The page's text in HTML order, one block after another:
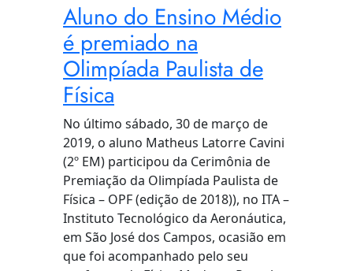
Aluno do Ensino Médio
é premiado na
Olimpíada Paulista de
Física
No último sábado, 30 de março de
2019, o aluno Matheus Latorre Cavini
(2º EM) participou da Cerimônia de
Premiação da Olimpíada Paulista de
Física – OPF (edição de 2018)), no ITA –
Instituto Tecnológico da Aeronáutica,
em São José dos Campos, ocasião em
que foi acompanhado pelo seu